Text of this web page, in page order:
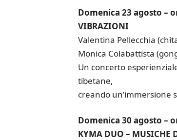
Domenica 23 agosto –
VIBRAZIONI
Valentina Pellecchia
Monica Colabattista
Un concerto
tibetane,
creando un’immersione
Domenica 30 agosto –
KYMA DUO – MUSICHE